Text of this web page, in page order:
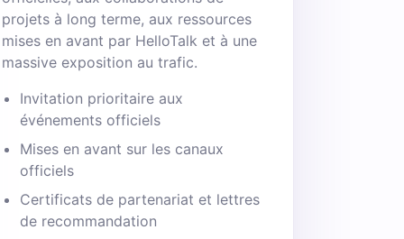
projets à long terme, aux ressources
mises en avant par HelloTalk et à une
massive exposition au trafic.
Invitation prioritaire aux
événements officiels
Mises en avant sur les canaux
officiels
Certificats de partenariat et lettres
de recommandation